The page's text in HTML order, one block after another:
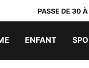
PASSE DE 30
ENFANT